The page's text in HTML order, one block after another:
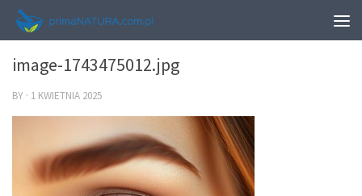
0
image-1743475012.jpg
BY · 1 KWIETNIA 2025